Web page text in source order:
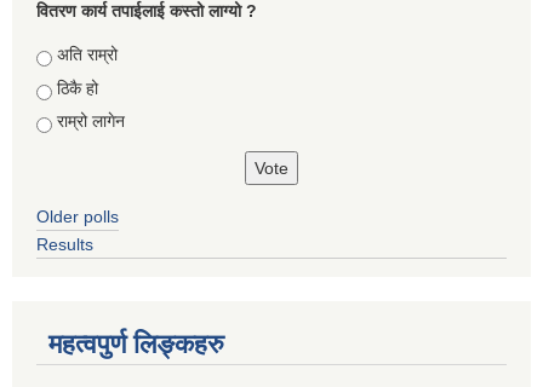
वितरण कार्य तपाईलाई कस्तो लाग्यो ?
Choices
अति राम्रो
ठिकै हो
राम्रो लागेन
Older polls
Results
महत्वपुर्ण लिङ्कहरु